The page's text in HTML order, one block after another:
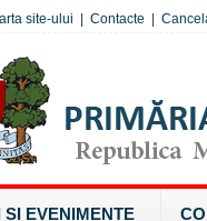
site-ului Contacte
ȘI EVENIMENTE